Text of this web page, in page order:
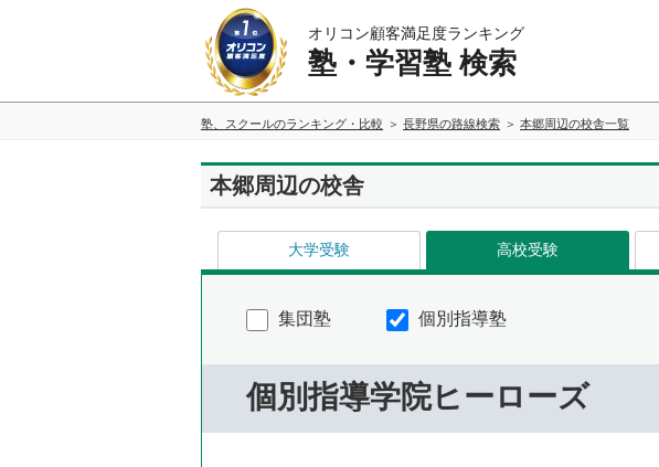
オリコン顧客満足度ランキング
塾・学習塾 検索
塾、スクールのランキング・比較 長野県の路線検索 本郷周辺の校舎一覧
本郷周辺の校舎
大学受験 高校受験
集団塾 個別指導塾
個別指導学院ヒーローズ